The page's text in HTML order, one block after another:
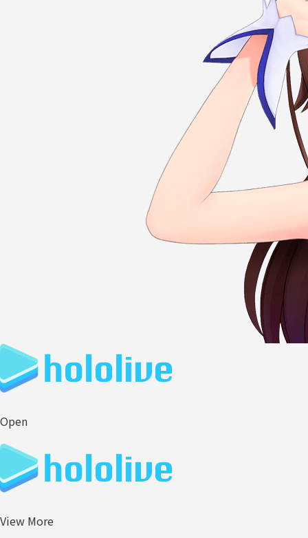
Open
View More